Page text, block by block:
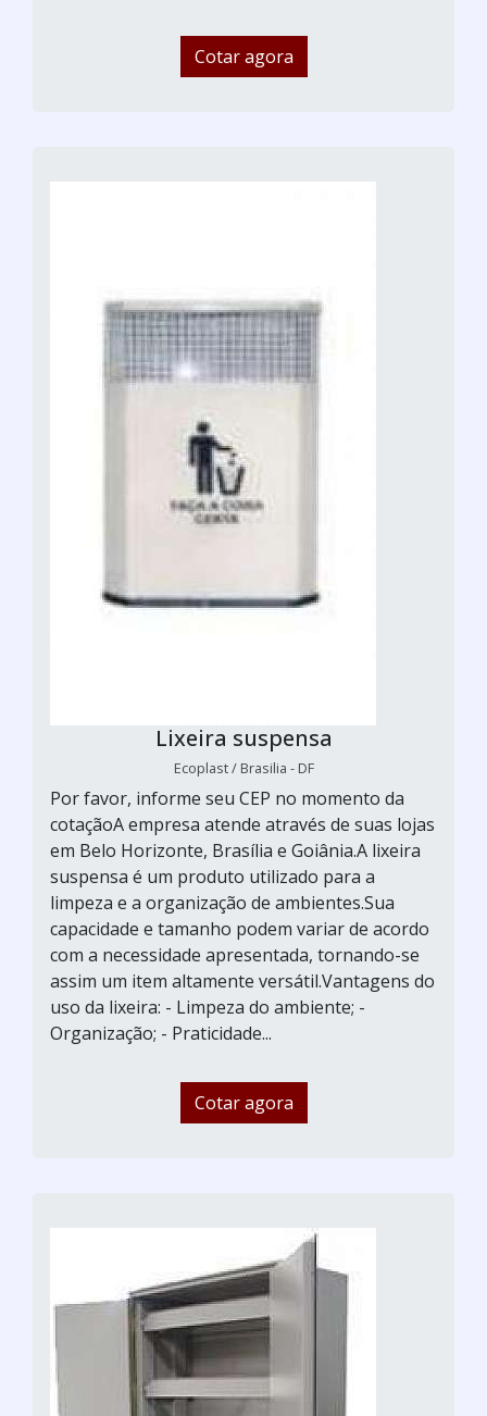
Cotar agora
Lixeira suspensa
Ecoplast / Brasilia - DF
Por favor, informe seu CEP no momento da
cotaçãoA empresa atende através de suas lojas
em Belo Horizonte, Brasília e Goiânia.A lixeira
suspensa é um produto utilizado para a
limpeza e a organização de ambientes.Sua
capacidade e tamanho podem variar de acordo
com a necessidade apresentada, tornando-se
assim um item altamente versátil.Vantagens do
uso da lixeira: - Limpeza do ambiente; -
Organização; - Praticidade...
Cotar agora